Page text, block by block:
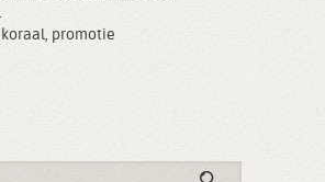
koraal, promotie